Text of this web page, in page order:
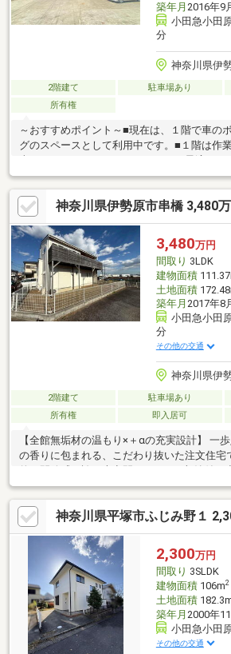
築年月 2016年9
小田急小田
分
神奈川県伊
2階建て 駐車場あり
所有権
～おすすめポイント～■現在は、１階で車の
グのスペースとして利用中です。■１階は作
ペースには、10台以上（車種による）駐車
に囲まれているので、静かで落ち着いた場所
まってバーベキューなんかも気兼ねなく出来
神奈川県伊勢原市串橋 3,480
3,480万円
間取り 3LDK
建物面積
土地面積
築年月 2017年8
小田急小田
分
その他の交通
神奈川県伊
2階建て 駐車場あり
所有権
即入居可
【全館無垢材の温もり×＋αの充実設計】 一
の香りに包まれる、こだわり抜いた注文住宅
を併設。さらに、集中力を高める2.1帖の独
広さを誇るロフト（小屋裏収納）など、暮ら
α」の空間が満載です。アイランドキッチン
イン性と機能性が両立した設備も魅力。敷地
空間には、並列2台の駐車スペースとお庭も
ひ現地でその質感をご体感ください。
神奈川県平塚市ふじみ野１
2,300万円
間取り 3SLDK
建物面積106m2
土地面積
築年月 2000年
小田急小田
その他の交通